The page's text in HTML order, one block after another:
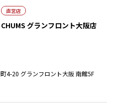
直営店
CHUMS グランフロント大阪店
4-20 グランフロント大阪 南館5F